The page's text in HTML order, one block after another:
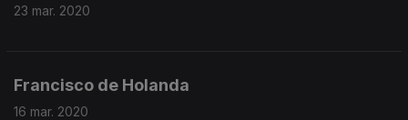
23 mar. 2020
Francisco de Holanda
16 mar. 2020